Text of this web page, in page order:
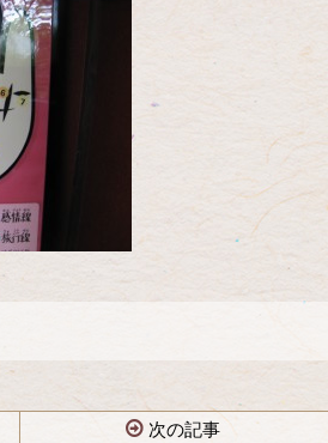
次の記事